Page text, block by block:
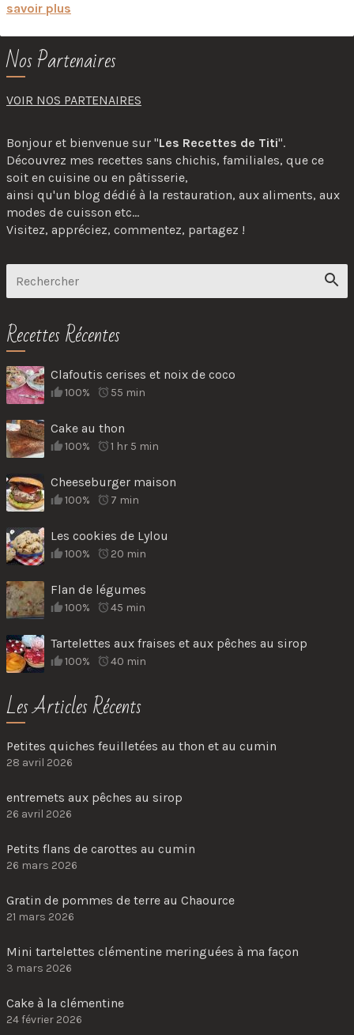
savoir plus
Nos Partenaires
VOIR NOS PARTENAIRES
Bonjour et bienvenue sur "Les Recettes de Titi".
Découvrez mes recettes sans chichis, familiales, que ce
soit en cuisine ou en pâtisserie,
ainsi qu'un blog dédié à la restauration, aux aliments, aux
modes de cuisson etc...
Visitez, appréciez, commentez, partagez !
Recettes Récentes
Clafoutis cerises et noix de coco
100% 55 min
Cake au thon
100% 1 hr 5 min
Cheeseburger maison
100% 7 min
Les cookies de Lylou
100% 20 min
Flan de légumes
100% 45 min
Tartelettes aux fraises et aux pêches au sirop
100% 40 min
Les Articles Récents
Petites quiches feuilletées au thon et au cumin
28 avril 2026
entremets aux pêches au sirop
26 avril 2026
Petits flans de carottes au cumin
26 mars 2026
Gratin de pommes de terre au Chaource
21 mars 2026
Mini tartelettes clémentine meringuées à ma façon
3 mars 2026
Cake à la clémentine
24 février 2026